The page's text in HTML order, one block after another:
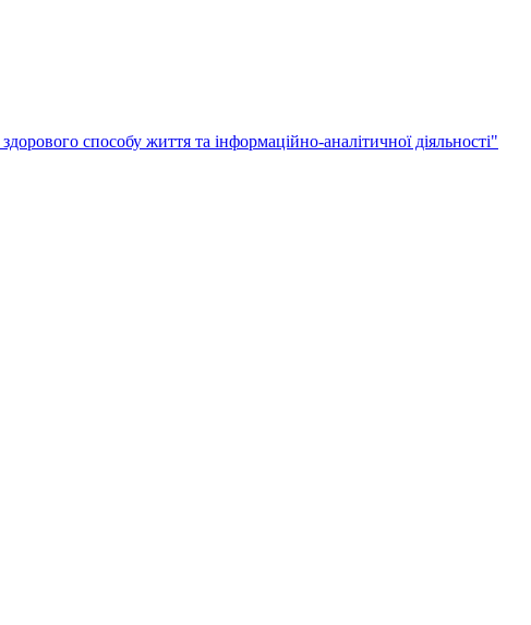
способу життя та інформаційно-аналітичної діяльності"